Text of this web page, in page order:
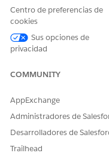
comprobaciones de
Integración
Esta plantilla utiliza una
realización. Para utilizar
de este conector
Centro de preferencias de
cookies
Sus opciones de
privacidad
COMMUNITY
AppExchange
Administradores de
Desarrolladores de
Trailhead